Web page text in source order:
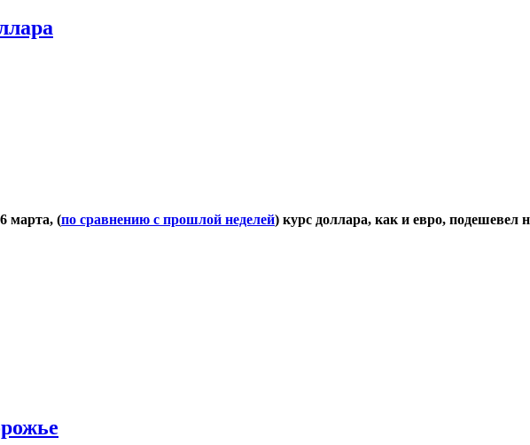
марта, (по сравнению с прошлой неделей) курс доллара, как и евро, подешевел